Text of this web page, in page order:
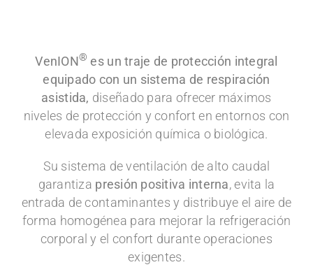
VenION® es un traje de protección integral
equipado con un sistema de respiración
asistida, diseñado para ofrecer máximos
niveles de protección y confort en entornos con
elevada exposición química o biológica.
Su sistema de ventilación de alto caudal
garantiza presión positiva interna, evita la
entrada de contaminantes y distribuye el aire de
forma homogénea para mejorar la refrigeración
corporal y el confort durante operaciones
exigentes.